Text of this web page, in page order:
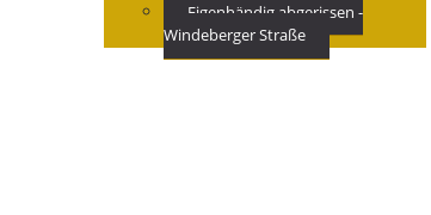
Eigenhändig abgerissen -
Windeberger Straße